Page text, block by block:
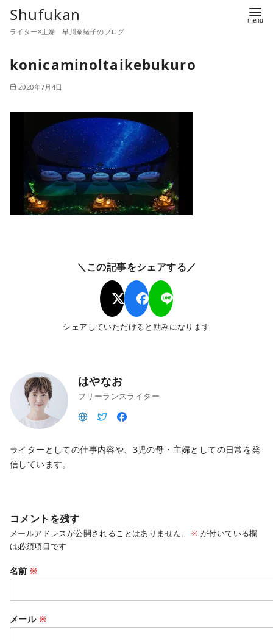
Shufukan
ライター×主婦 早川奈緒子のブログ
konicaminoltaikebukuro
2020年7月4日
＼この記事をシェアする／
シェアしていただけると励みになります
はやなお
フリーランスライター
ライターとしての仕事内容や、3児の母・主婦としての日常を発
信しています。
コメントを残す
メールアドレスが公開されることはありません。 ※ が付いている欄
は必須項目です
名前※
メール ※